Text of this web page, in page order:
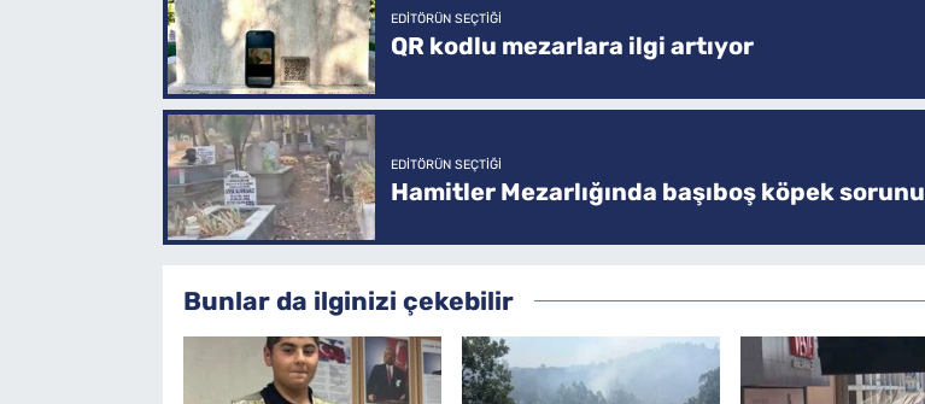
EDITÖRÜN SEÇTIĞI
QR kodlu mezarlara ilgi artıyor
EDITÖRÜN SEÇTIĞI
Hamitler Mezarlığında başıboş köpek sorunu
Bunlar da ilginizi çekebilir